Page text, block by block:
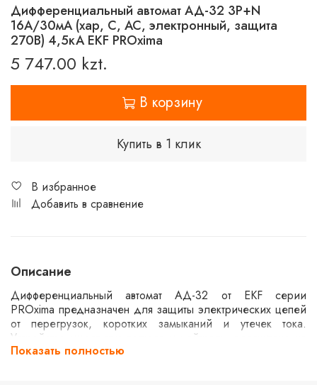
Дифференциальный автомат АД-32 3P+N
16А/30мА (хар, C, AC, электронный, защита
270В) 4,5кА EKF PROxima
5 747.00 kzt.
В корзину
Купить в 1 клик
В избранное
Добавить в сравнение
Описание
Дифференциальный автомат АД-32 от EKF серии
PROxima предназначен для защиты электрических цепей
от перегрузок, коротких замыканий и утечек тока.
Устройство имеет три полюса и нейтраль, рассчитано на
номинальный ток 16А и утечку 30мА. Характеристика
Показать полностью